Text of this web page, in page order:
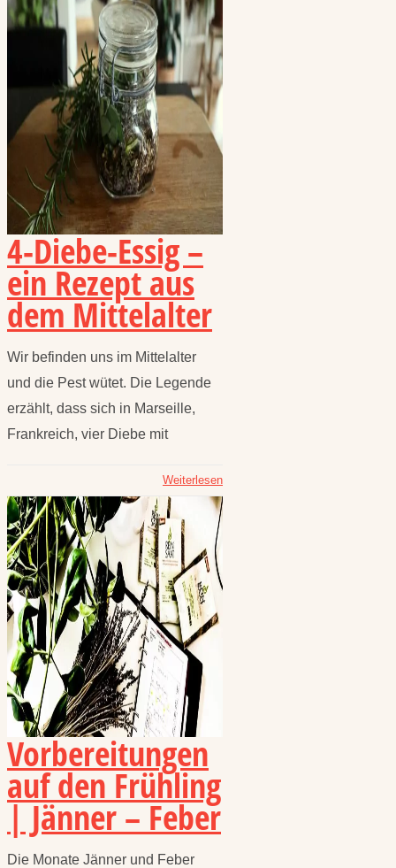
4-Diebe-Essig –
ein Rezept aus
dem Mittelalter
Wir befinden uns im Mittelalter
und die Pest wütet. Die Legende
erzählt, dass sich in Marseille,
Frankreich, vier Diebe mit
Weiterlesen
Vorbereitungen
auf den Frühling
| Jänner – Feber
Die Monate Jänner und Feber